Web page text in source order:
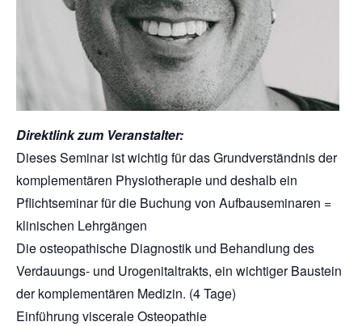
Direktlink zum Veranstalter:
Dieses Seminar ist wichtig für das Grundverständnis der
komplementären Physiotherapie und deshalb ein
Pflichtseminar für die Buchung von Aufbauseminaren =
klinischen Lehrgängen
Die osteopathische Diagnostik und Behandlung des
Verdauungs- und Urogenitaltrakts, ein wichtiger Baustein
der komplementären Medizin. (4 Tage)
Einführung viscerale Osteopathie